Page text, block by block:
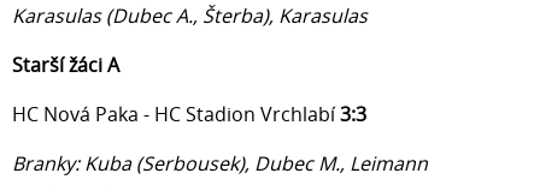
Karasulas (Dubec A., Šterba), Karasulas
Starší žáci A
HC Nová Paka - HC Stadion Vrchlabí3:3
Branky: Kuba (Serbousek), Dubec M., Leimann